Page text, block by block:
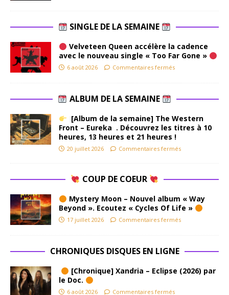
SINGLE DE LA SEMAINE
Velveteen Queen accélère la cadence
avec le nouveau single « Too Far Gone »
6 août 2026 Commentaires fermés
ALBUM DE LA SEMAINE
[Album de la semaine] The Western
Front – Eureka . Découvrez les titres à 10
heures, 13 heures et 21 heures !
20 juillet 2026 Commentaires fermés
COUP DE COEUR
Mystery Moon – Nouvel album « Way
Beyond ». Ecoutez « Cycles Of Life »
17 juillet 2026 Commentaires fermés
CHRONIQUES DISQUES EN LIGNE
[Chronique] Xandria – Eclipse (2026) par
le Doc.
6 août 2026 Commentaires fermés